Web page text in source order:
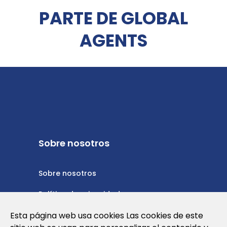
PARTE DE GLOBAL
AGENTS
Sobre nosotros
Sobre nosotros
Política de privacidad
Política de cookies
Esta página web usa cookies Las cookies de este